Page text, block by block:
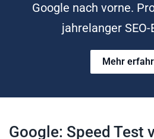
Google nach vorne.
jahrelanger
Mehr
Google: Speed Test